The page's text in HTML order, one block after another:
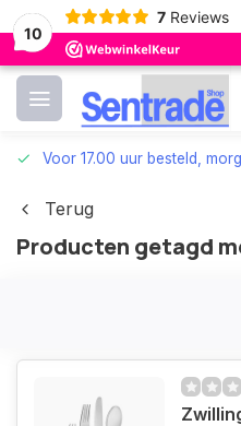
10
7 Reviews
Voor 17.00 uur besteld,
Terug
Producten getagd
Zwilling Bestekset King